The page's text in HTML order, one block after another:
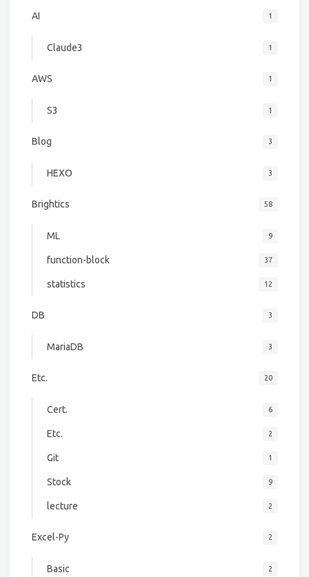
AI 1
Claude3 1
AWS 1
S3 1
Blog 3
HEXO 3
Brightics 58
ML 9
function-block 37
statistics 12
DB 3
MariaDB 3
Etc. 20
Cert. 6
Etc. 2
Git 1
Stock 9
lecture 2
Excel-Py 2
Basic 2